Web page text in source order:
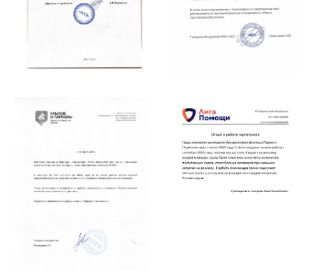
Обсудить ваш проект
987 000+
ЛЕТ В НИШЕ